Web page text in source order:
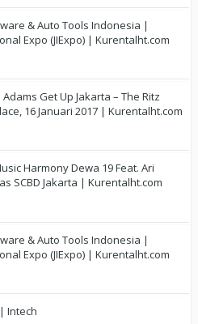
& Auto Tools Indonesia |
Expo (JIExpo) | Kurentalht.com
Get Up Jakarta – The Ritz
16 Januari 2017 | Kurentalht.com
Harmony Dewa 19 Feat. Ari
SCBD Jakarta | Kurentalht.com
& Auto Tools Indonesia |
Expo (JIExpo) | Kurentalht.com
Intech